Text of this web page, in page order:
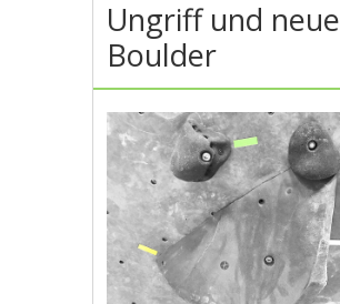
Ungriff und neue
Boulder